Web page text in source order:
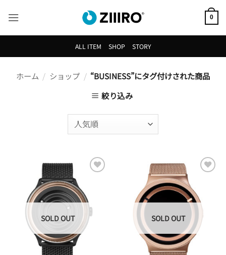
0
ALL ITEM SHOP STORY
ホーム / ショップ / “BUSINESS”にタグ付けされた商品
絞り込み